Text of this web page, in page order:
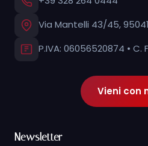
Via Mantelli 43/45,
P.IVA: 06056520874 • C.
Vieni con
Newsletter